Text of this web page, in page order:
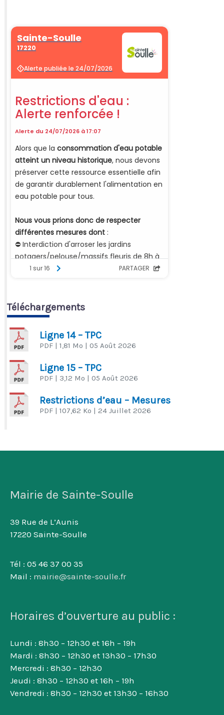
Téléchargements
Ligne 14 – TPC
PDF | 1,81 Mo | 05 Août 2026
Ligne 15 – TPC
PDF | 3,12 Mo | 05 Août 2026
Restrictions d’eau – Mesures
PDF | 107,62 Ko | 24 Juillet 2026
Mairie de Sainte-Soulle
39 Rue de L’Aunis
17220 Sainte-Soulle
Tél : 05 46 37 00 35
Mail : mairie@sainte-soulle.fr
Horaires d’ouverture au public :
Lundi : 8h30 – 12h30 et 16h – 19h
Mardi : 8h30 – 12h30 et 13h30 – 17h30
Mercredi : 8h30 – 12h30
Jeudi : 8h30 – 12h30 et 16h – 19h
Vendredi : 8h30 – 12h30 et 13h30 – 16h30